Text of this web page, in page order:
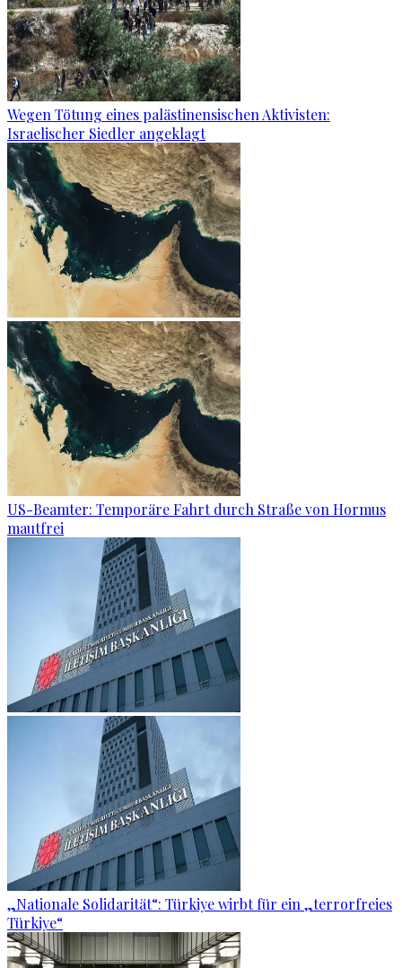
Wegen Tötung eines palästinensischen Aktivisten:
Israelischer Siedler angeklagt
US-Beamter: Temporäre Fahrt durch Straße von Hormus
mautfrei
„Nationale Solidarität“: Türkiye wirbt für ein „terrorfreies
Türkiye“